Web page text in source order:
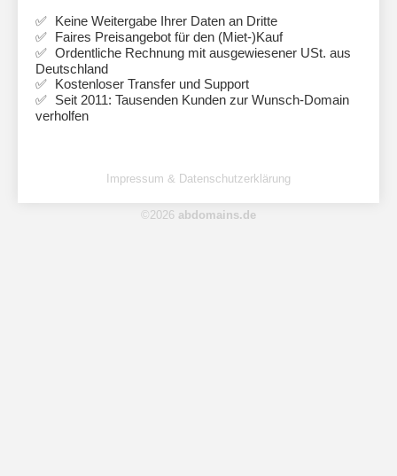
Keine Weitergabe Ihrer Daten an Dritte
Faires Preisangebot für den (Miet-)Kauf
Ordentliche Rechnung mit ausgewiesener USt. aus
Deutschland
Kostenloser Transfer und Support
Seit 2011: Tausenden Kunden zur Wunsch-Domain
verholfen
Impressum & Datenschutzerklärung
©2026 abdomains.de